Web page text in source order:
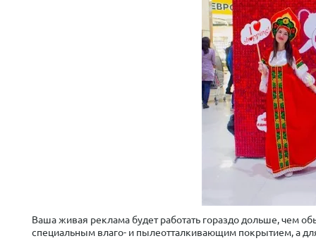
Ваша живая реклама будет работать гораздо дольше, чем
специальным влаго- и пылеотталкивающим покрытием, а